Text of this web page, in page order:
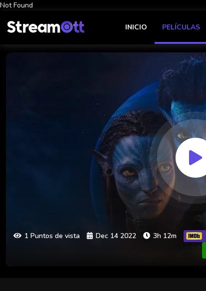
Not Found
INICIO PELÍCULAS
1 Puntos de vista Dec 14 2022 3h 12m